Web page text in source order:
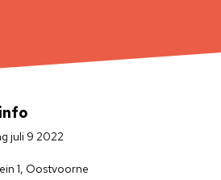
juli 9 2022
1, Oostvoorne